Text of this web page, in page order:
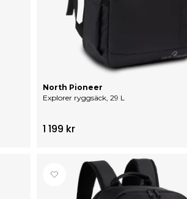
Explorer ryggsäck, 29 L
North Pioneer
1 199 kr